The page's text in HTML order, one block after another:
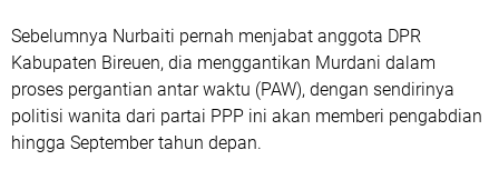
Sebelumnya Nurbaiti pernah menjabat anggota DPR
Kabupaten Bireuen, dia menggantikan Murdani dalam
proses pergantian antar waktu (PAW), dengan sendirinya
politisi wanita dari partai PPP ini akan memberi pengabdian
hingga September tahun depan.